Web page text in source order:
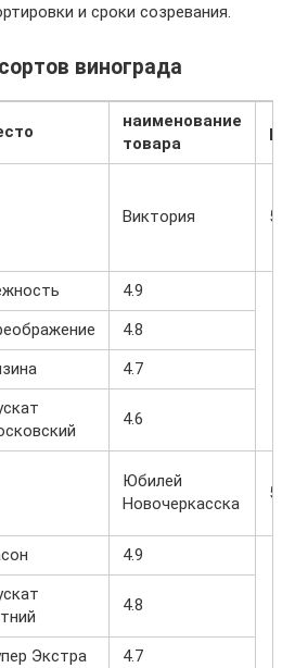
и сроки созревания.
винограда
наименование
товара
Виктория 5.0
4.9
4.8
4.7
4.6
Юбилей
Новочеркасска
5.0
4.9
4.8
Экстра
4.7